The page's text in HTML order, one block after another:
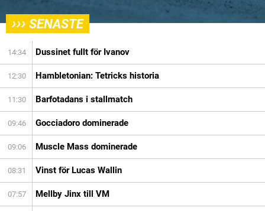
››› SENASTE
14:34 Dussinet fullt för Ivanov
12:30 Hambletonian: Tetricks historia
11:30 Barfotadans i stallmatch
09:46 Gocciadoro dominerade
09:06 Muscle Mass dominerade
08:31 Vinst för Lucas Wallin
07:57 Mellby Jinx till VM